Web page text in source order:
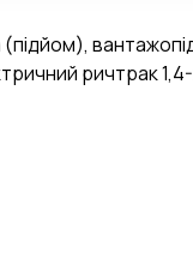
ричтрак